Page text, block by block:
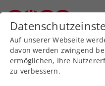
Zurück zur
Turniere
Auf unserer Webseite
davon werden zwingend
ermöglichen, Ihre
zu verbessern.